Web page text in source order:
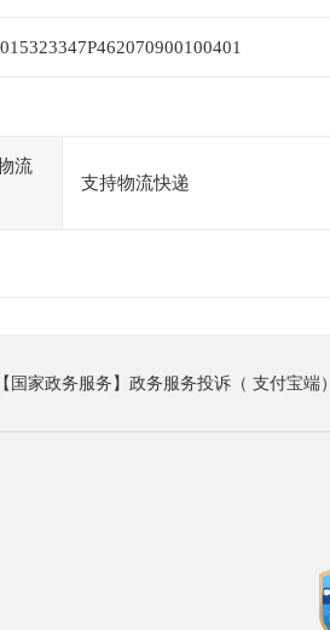
流
支持物流快递
【国家政务服务】政务服务投诉（ 支付宝端）